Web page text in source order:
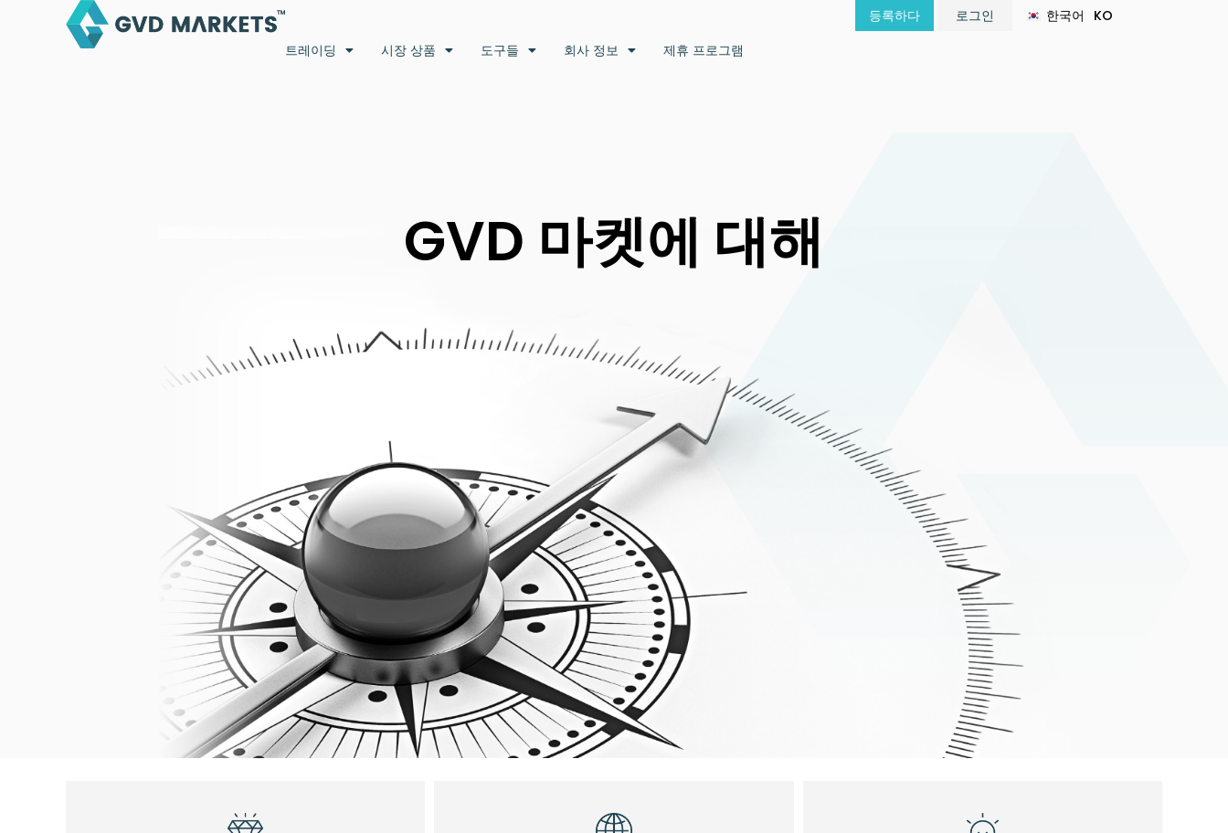
트레이딩 시장 상품 도구들 회사 정보 제휴 프로그램
등록하다 로그인 한국어 KO
हिन्दी HI
GVD 마켓에 대해